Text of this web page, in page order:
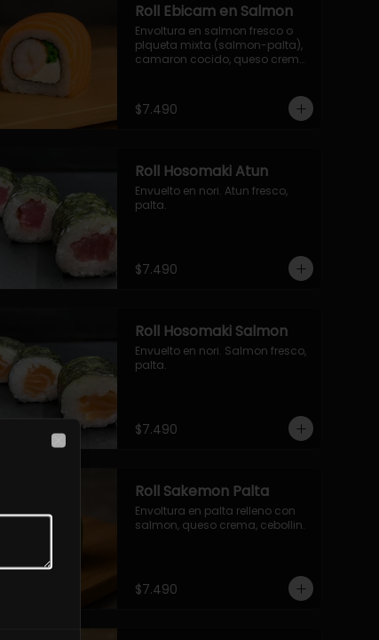
Roll Ebicam en Salmon
Envoltura en salmon fresco o
plqueta mixta (salmon-palta),
camaron cocido, queso crema,
$7.490
Roll Hosomaki Atun
Envuelto en nori. Atun fresco,
palta.
$7.490
Roll Hosomaki Salmon
Envuelto en nori. Salmon fresco,
palta.
$7.490
Roll Sakemon Palta
Envoltura en palta relleno con
salmon, queso crema, cebollin.
$7.490